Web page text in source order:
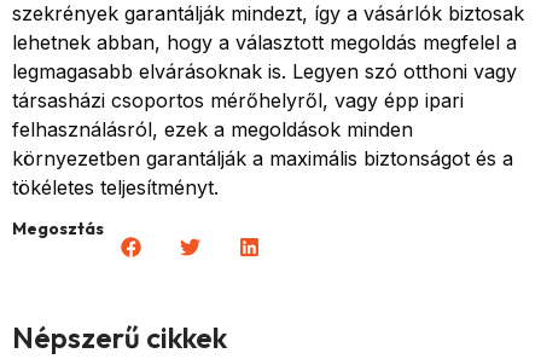
szekrények garantálják mindezt, így a vásárlók biztosak
lehetnek abban, hogy a választott megoldás megfelel a
legmagasabb elvárásoknak is. Legyen szó otthoni vagy
társasházi csoportos mérőhelyről, vagy épp ipari
felhasználásról, ezek a megoldások minden
környezetben garantálják a maximális biztonságot és a
tökéletes teljesítményt.
Megosztás
Népszerű cikkek